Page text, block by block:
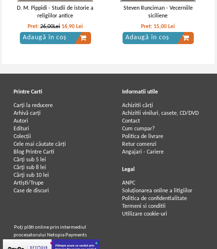
D. M. Pippidi - Studii de istorie a
religiilor antice
Pret:26,00Lei 16,90 Lei
Adaugă în coș
Steven Runciman - Vecerniile
siciliene
Pret: 15,00 Lei
Adaugă în coș
Printre Carti
Carți la reducere
Arhivă carți
Autori
Edituri
Colecții
Cele mai căutate cărți
Blog Printre Carti
Cărţi sub 5 lei
Cărţi sub 8 lei
Cărţi sub 10 lei
Artiști/Trupe
Case de discuri
Informatii utile
Achizitii cărți
Achizitii viniluri, casete, CD/DVD
Contact
Cum cumpar?
Politica de livrare
Retur comenzi
Angajari - Cariere
Legal
ANPC
Soluționarea online a litigiilor
Politica de confidentialitate
Termeni si conditii
Utilizare cookie-uri
Poţi plăti online prin intermediul
procesatorului Netopia Payments